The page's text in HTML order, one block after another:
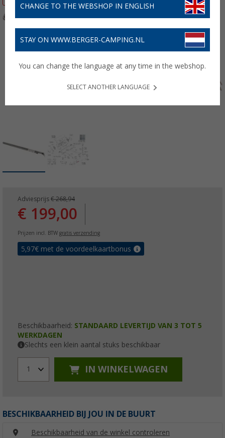
Adviesprijs € 268,94
€ 199,00
Prijzen incl. BTW gratis verzending
5,97€ met de voordeelkaartbonus
Beschikbaarheid: STANDAARD LEVERTIJD VAN 3 TOT 5
WERKDAGEN
Slechts een klein aantal stuks beschikbaar
1 IN WINKELWAGEN
BESCHIKBAARHEID BIJ JOU IN DE BUURT
Beschikbaarheid van de winkel controleren
CHANGE TO THE WEBSHOP IN ENGLISH
STAY ON WWW.BERGER-CAMPING.NL
You can change the language at any time in the webshop.
SELECT ANOTHER LANGUAGE